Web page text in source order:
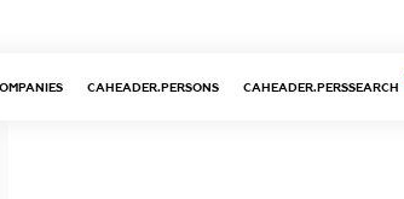
CAHEADER.PERSONS CAHEADER.PERSSEARCH